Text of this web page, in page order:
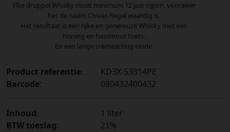
Elke druppel Whisky moet minimum 12 jaar rijpen, vooraleer
het de naam Chivas Regal waardig is.
Het resultaat is een rijke en genereuze Whisky met een
honing en hazelnoot toets.
En een lange cremeachtig einde.
Product referentie:
KD3X-53314PE
Barcode: 080432400432
Inhoud:
1 liter
BTW toeslag: 21%